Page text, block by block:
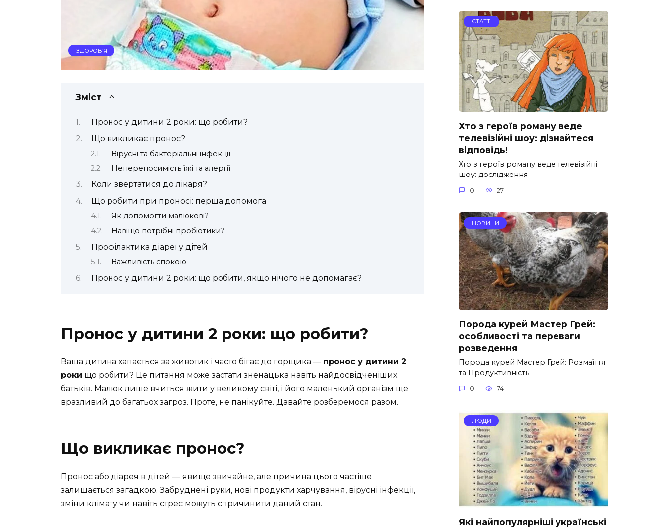
ЗДОРОВ’Я
Зміст
Пронос у дитини 2 роки: що робити?
Що викликає пронос?
Вірусні та бактеріальні інфекції
Непереносимість їжі та алергії
Коли звертатися до лікаря?
Що робити при проносі: перша допомога
Як допомогти малюкові?
Навіщо потрібні пробіотики?
Профілактика діареї у дітей
Важливість спокою
Пронос у дитини 2 роки: що робити, якщо нічого не допомагає?
Пронос у дитини 2 роки: що робити?
Ваша дитина хапається за животик і часто бігає до горщика — пронос у дитини 2
роки що робити? Це питання може застати зненацька навіть найдосвідченіших
батьків. Малюк лише вчиться жити у великому світі, і його маленький організм ще
вразливий до багатьох загроз. Проте, не панікуйте. Давайте розберемося разом.
Що викликає пронос?
Пронос або діарея в дітей — явище звичайне, але причина цього частіше
залишається загадкою. Забруднені руки, нові продукти харчування, вірусні інфекції,
зміни клімату чи навіть стрес можуть спричинити даний стан.
СТАТТІ
Хто з героїв роману веде
телевізійні шоу: дізнайтеся
відповідь!
Хто з героїв роману веде телевізійні
шоу: дослідження
0 27
НОВИНИ
Порода курей Мастер Грей:
особливості та переваги
розведення
Порода курей Мастер Грей: Розмаїття
та Продуктивність
0 74
ЛЮДИ
Які найпопулярніші українські